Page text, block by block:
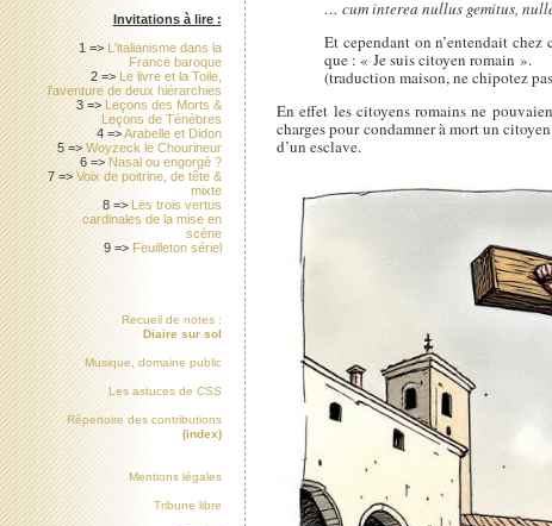
… cum interea nullus gemitus,
Et cependant on n’entendait chez
que : « Je suis citoyen romain ».
(traduction maison, ne chipotez
En effet les citoyens romains ne
charges pour condamner à mort un
d’un esclave.
Invitations à lire :
1 => L'italianisme dans la
France baroque
2 => Le livre et la Toile,
l'aventure de deux hiérarchies
3 => Leçons des Morts &
Leçons de Ténèbres
4 =>Arabelle et Didon
5 =>Woyzeck le Chourineur
6 => Nasal ou engorgé ?
7 =>Voix de poitrine, de tête &
mixte
8 => Les trois vertus
cardinales de la mise en
scène
9 => Feuilleton sériel
Recueil de notes :
Diaire sur sol
Musique, domaine public
Les astuces de CSS
Répertoire des contributions
(index)
Mentions légales
Tribune libre